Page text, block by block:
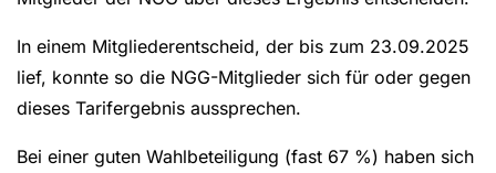
In einem Mitgliederentscheid, der bis zum 23.09.2025
lief, konnte so die NGG-Mitglieder sich für oder gegen
dieses Tarifergebnis aussprechen.
Bei einer guten Wahlbeteiligung (fast 67 %) haben sich